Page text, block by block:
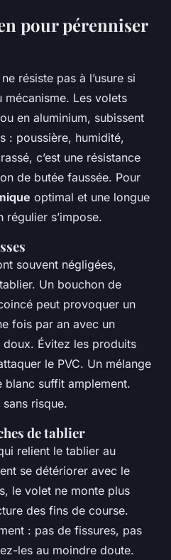
pour pérenniser
résiste pas à l’usure si
mécanisme. Les volets
en aluminium, subissent
: poussière, humidité,
c’est une résistance
de butée faussée. Pour
optimal et une longue
régulier s’impose.
souvent négligées,
Un bouchon de
peut provoquer un
fois par an avec un
Évitez les produits
le PVC. Un mélange
blanc suffit amplement.
sans risque.
de tablier
relient le tablier au
se détériorer avec le
le volet ne monte plus
des fins de course.
: pas de fissures, pas
les au moindre doute.